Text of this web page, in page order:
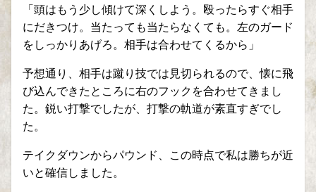
「頭はもう少し傾けて深くしよう。殴ったらすぐ相手
にだきつけ。当たっても当たらなくても。左のガード
をしっかりあげろ。相手は合わせてくるから」
予想通り、相手は蹴り技では見切られるので、懐に飛
び込んできたところに右のフックを合わせてきまし
た。鋭い打撃でしたが、打撃の軌道が素直すぎでし
た。
テイクダウンからパウンド、この時点で私は勝ちが近
いと確信しました。